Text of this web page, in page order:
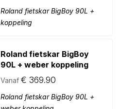
Roland fietskar BigBoy 90L +
koppeling
Roland fietskar BigBoy
90L + weber koppeling
Vanaf € 369.90
Roland fietskar BigBoy 90L +